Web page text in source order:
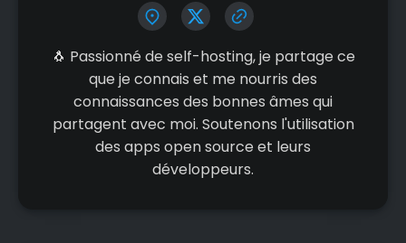
🐧 Passionné de self-hosting, je partage ce
que je connais et me nourris des
connaissances des bonnes âmes qui
partagent avec moi. Soutenons l'utilisation
des apps open source et leurs
développeurs.